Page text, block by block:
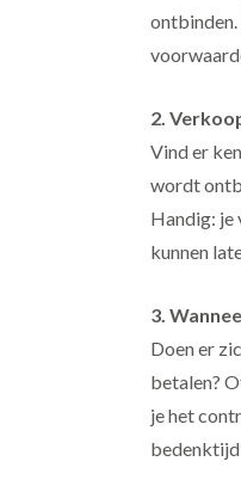
2.
Vind er
wordt
Handig: je
kunnen
3.
Doen er
betalen?
je het
bedenktijd